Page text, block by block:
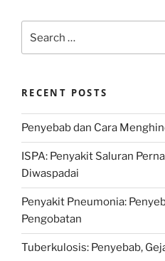
for:
RECENT POSTS
Penyebab dan Cara
ISPA: Penyakit Saluran
Diwaspadai
Penyakit Pneumonia:
Pengobatan
Tuberkulosis: Penyebab,